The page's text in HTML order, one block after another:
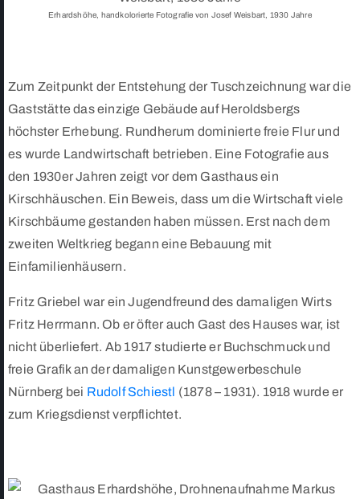
Erhardshöhe, handkolorierte Fotografie von Josef Weisbart, 1930 Jahre
Zum Zeitpunkt der Entstehung der Tuschzeichnung war die
Gaststätte das einzige Gebäude auf Heroldsbergs
höchster Erhebung. Rundherum dominierte freie Flur und
es wurde Landwirtschaft betrieben. Eine Fotografie aus
den 1930er Jahren zeigt vor dem Gasthaus ein
Kirschhäuschen. Ein Beweis, dass um die Wirtschaft viele
Kirschbäume gestanden haben müssen. Erst nach dem
zweiten Weltkrieg begann eine Bebauung mit
Einfamilienhäusern.
Fritz Griebel war ein Jugendfreund des damaligen Wirts
Fritz Herrmann. Ob er öfter auch Gast des Hauses war, ist
nicht überliefert. Ab 1917 studierte er Buchschmuck und
freie Grafik an der damaligen Kunstgewerbeschule
Nürnberg bei Rudolf Schiestl (1878 – 1931). 1918 wurde er
zum Kriegsdienst verpflichtet.